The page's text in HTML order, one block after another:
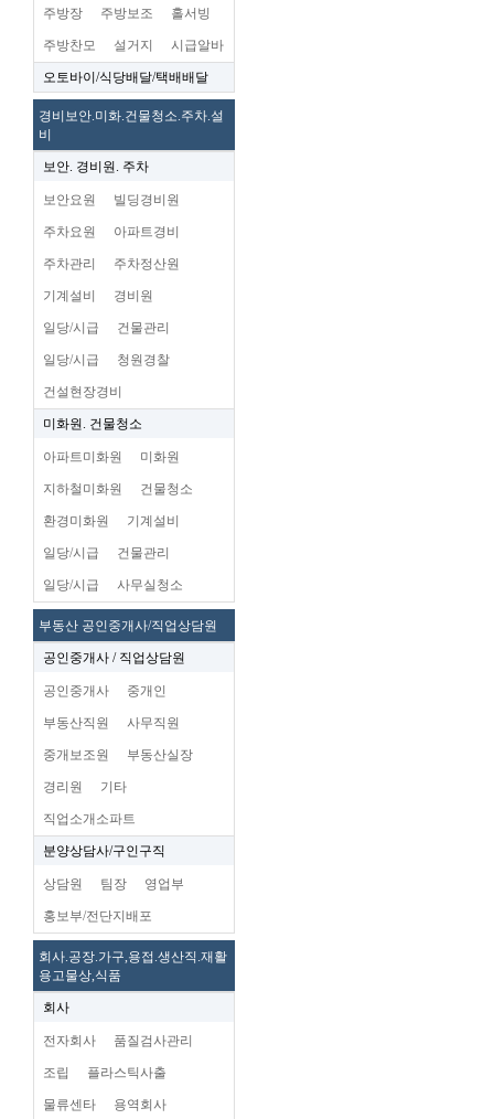
주방장 주방보조 홀서빙
주방찬모 설거지 시급알바
오토바이/식당배달/택배배달
경비보안.미화.건물청소.주차.설
비
보안. 경비원. 주차
보안요원 빌딩경비원
주차요원 아파트경비
주차관리 주차정산원
기계설비 경비원
일당/시급 건물관리
일당/시급 청원경찰
건설현장경비
미화원. 건물청소
아파트미화원 미화원
지하철미화원 건물청소
환경미화원 기계설비
일당/시급 건물관리
일당/시급 사무실청소
부동산 공인중개사/직업상담원
공인중개사 / 직업상담원
공인중개사 중개인
부동산직원 사무직원
중개보조원 부동산실장
경리원 기타
직업소개소파트
분양상담사/구인구직
상담원 팀장 영업부
홍보부/전단지배포
회사.공장.가구,용접.생산직.재활
용고물상,식품
회사
전자회사 품질검사관리
조립 플라스틱사출
물류센타 용역회사